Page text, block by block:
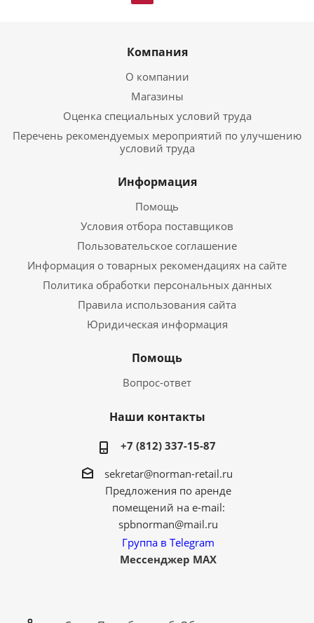
Компания
О компании
Магазины
Оценка специальных условий труда
Перечень рекомендуемых мероприятий по улучшению
условий труда
Информация
Помощь
Условия отбора поставщиков
Пользовательское соглашение
Информация о товарных рекомендациях на сайте
Политика обработки персональных данных
Правила использования сайта
Юридическая информация
Помощь
Вопрос-ответ
Наши контакты
+7 (812) 337-15-87
sekretar@norman-retail.ru
Предложения по аренде
помещений на e-mail:
spbnorman@mail.ru
Группа в Telegram
Мессенджер MAX